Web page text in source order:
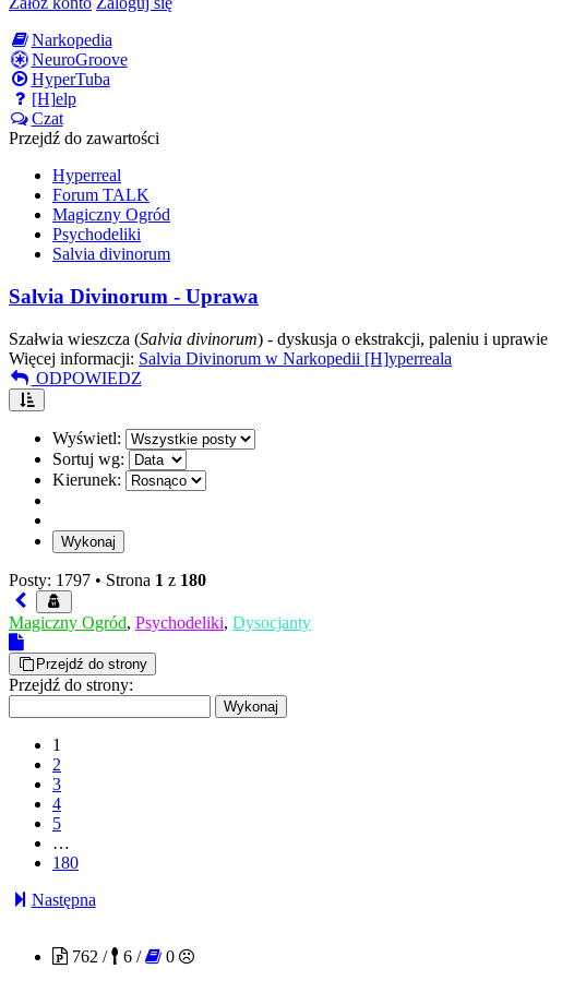
Narkopedia
NeuroGroove
HyperTuba
[H]elp
Czat
Przejdź do zawartości
Hyperreal
Forum TALK
Magiczny Ogród
Psychodeliki
Salvia divinorum
Salvia Divinorum - Uprawa
Szałwia wieszcza (Salvia divinorum) - dyskusja o ekstrakcji, paleniu i uprawie
Więcej informacji: Salvia Divinorum w Narkopedii [H]yperreala
ODPOWIEDZ
Wyświetl:
Sortuj wg:
Kierunek:
Posty: 1797 • Strona 1 z 180
Magiczny Ogród, Psychodeliki, Dysocjanty
Przejdź do strony
Przejdź do strony:
1
2
3
4
5
…
180
Następna
762 /
6 / 0